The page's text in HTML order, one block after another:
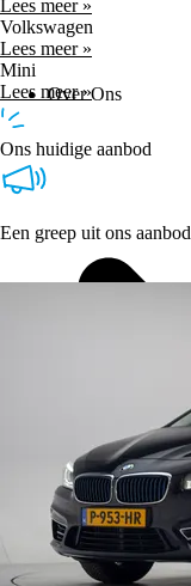
Over Ons
Lees meer »
Volkswagen
Lees meer »
Mini
Lees meer »
Ons huidige aanbod
Een greep uit ons aanbod